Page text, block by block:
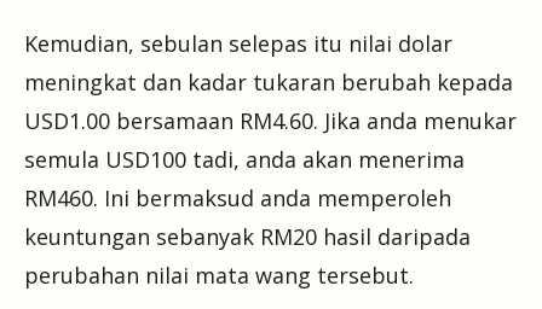
Kemudian, sebulan selepas itu nilai dolar
meningkat dan kadar tukaran berubah kepada
USD1.00 bersamaan RM4.60. Jika anda menukar
semula USD100 tadi, anda akan menerima
RM460. Ini bermaksud anda memperoleh
keuntungan sebanyak RM20 hasil daripada
perubahan nilai mata wang tersebut.